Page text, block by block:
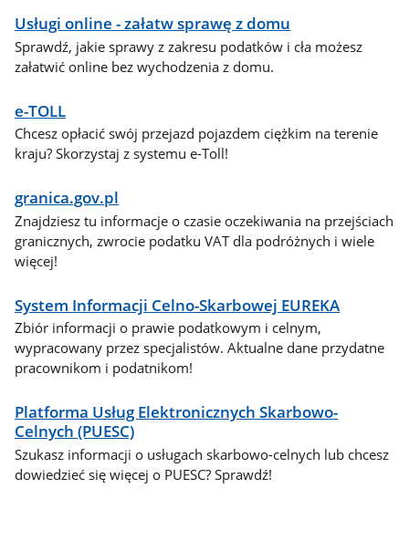
Usługi online - załatw sprawę z domu
Sprawdź, jakie sprawy z zakresu podatków i cła możesz
załatwić online bez wychodzenia z domu.
e-TOLL
Chcesz opłacić swój przejazd pojazdem ciężkim na terenie
kraju? Skorzystaj z systemu e-Toll!
granica.gov.pl
Znajdziesz tu informacje o czasie oczekiwania na przejściach
granicznych, zwrocie podatku VAT dla podróżnych i wiele
więcej!
System Informacji Celno-Skarbowej EUREKA
Zbiór informacji o prawie podatkowym i celnym,
wypracowany przez specjalistów. Aktualne dane przydatne
pracownikom i podatnikom!
Platforma Usług Elektronicznych Skarbowo-
Celnych (PUESC)
Szukasz informacji o usługach skarbowo-celnych lub chcesz
dowiedzieć się więcej o PUESC? Sprawdź!